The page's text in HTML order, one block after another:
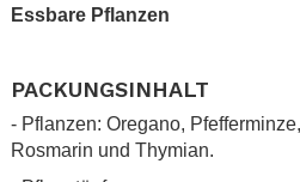
Essbare Pflanzen
PACKUNGSINHALT
- Pflanzen: Oregano,
Rosmarin und Thymian.